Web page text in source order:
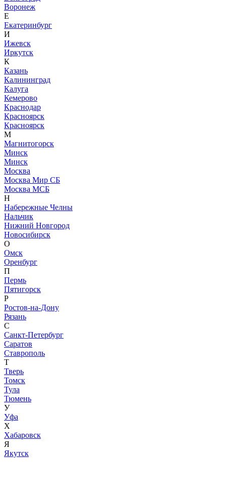
Воронеж
Е
Екатеринбург
И
Ижевск
Иркутск
К
Казань
Калининград
Калуга
Кемерово
Краснодар
Красноярск
Красноярск
М
Магнитогорск
Минск
Минск
Москва
Москва Мир СБ
Москва МСБ
Н
Набережные Челны
Нальчик
Нижний Новгород
Новосибирск
О
Омск
Оренбург
П
Пермь
Пятигорск
Р
Ростов-на-Дону
Рязань
С
Санкт-Петербург
Саратов
Ставрополь
Т
Тверь
Томск
Тула
Тюмень
У
Уфа
Х
Хабаровск
Я
Якутск